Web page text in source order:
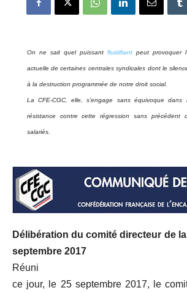
On ne sait quel puissantfluidifiant peut provoquer
actuelle de certaines centrales syndicales dont le
à la destruction programmée de notre droit social.
La CFE-CGC, elle, s’engage sans équivoque
résistance contre cette régression sans précédent
salariés.
Délibération du comité directeur de
septembre 2017
Réuni
ce jour, le 25 septembre 2017, le